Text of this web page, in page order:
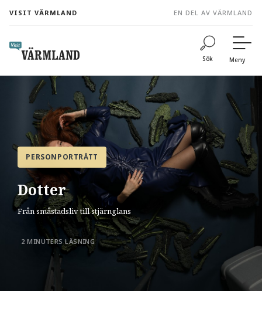
content
VISIT VÄRMLAND EN DEL AV VÄRMLAND
Sök Meny
PERSONPORTRÄTT
Dotter
Från småstadsliv till stjärnglans
2 MINUTERS LÄSNING